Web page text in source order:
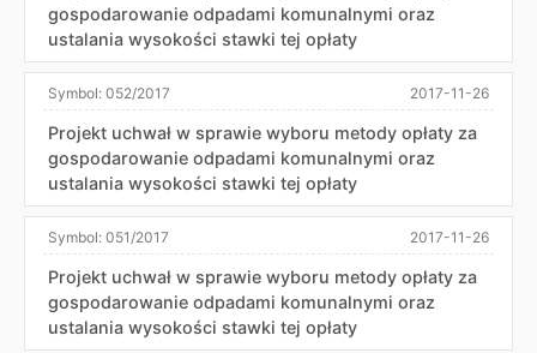
gospodarowanie odpadami komunalnymi oraz
ustalania wysokości stawki tej opłaty
Symbol: 052/2017 2017-11-26
Projekt uchwał w sprawie wyboru metody opłaty za
gospodarowanie odpadami komunalnymi oraz
ustalania wysokości stawki tej opłaty
Symbol: 051/2017 2017-11-26
Projekt uchwał w sprawie wyboru metody opłaty za
gospodarowanie odpadami komunalnymi oraz
ustalania wysokości stawki tej opłaty